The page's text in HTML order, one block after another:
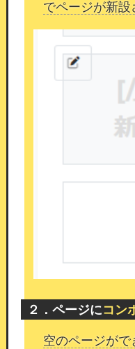
今後も、安全で運用
まいります。引き続
いたします。
サーバーが
しております。ご不
でページが新設
２．ページにコン
空のページが